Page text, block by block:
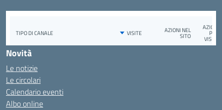
Novità
Le notizie
Le circolari
Calendario eventi
Albo online